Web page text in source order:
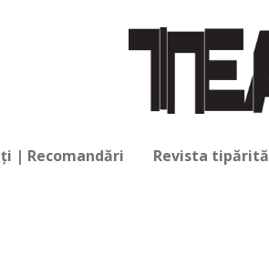
| Recomandări Revista tipărită